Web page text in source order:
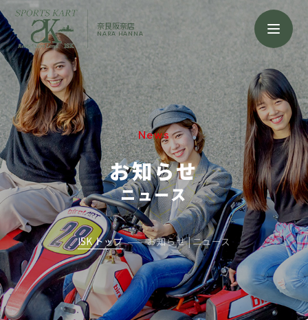
奈良阪奈店
NARA HANNA
News
お知らせ
ニュース
ISK トップ お知らせ | ニュース